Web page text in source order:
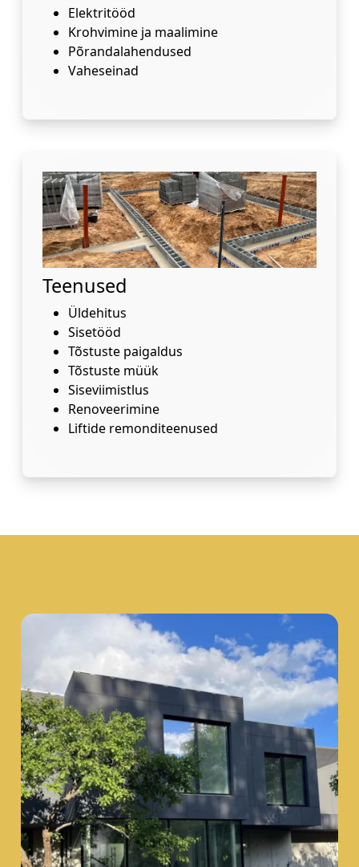
Elektritööd
Krohvimine ja maalimine
Põrandalahendused
Vaheseinad
Teenused
Üldehitus
Sisetööd
Tõstuste paigaldus
Tõstuste müük
Siseviimistlus
Renoveerimine
Liftide remonditeenused